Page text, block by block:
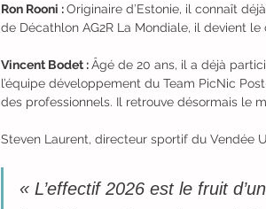
Ron Rooni : Originaire d’Estonie, il connaît
de Décathlon AG2R La Mondiale, il devient
Vincent Bodet : Âgé de 20 ans, il a déjà
l’équipe développement du Team PicNic
des professionnels. Il retrouve désormais le
Steven Laurent, directeur sportif du Vendée
« L’effectif 2026 est le fruit